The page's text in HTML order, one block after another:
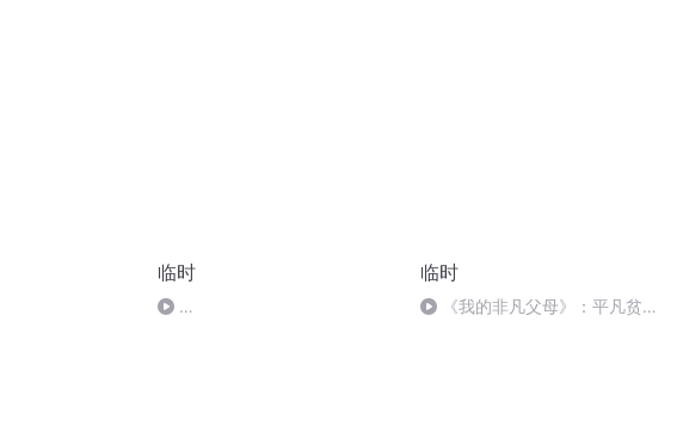
临时 临时
《我的非凡父母》：平凡贫穷